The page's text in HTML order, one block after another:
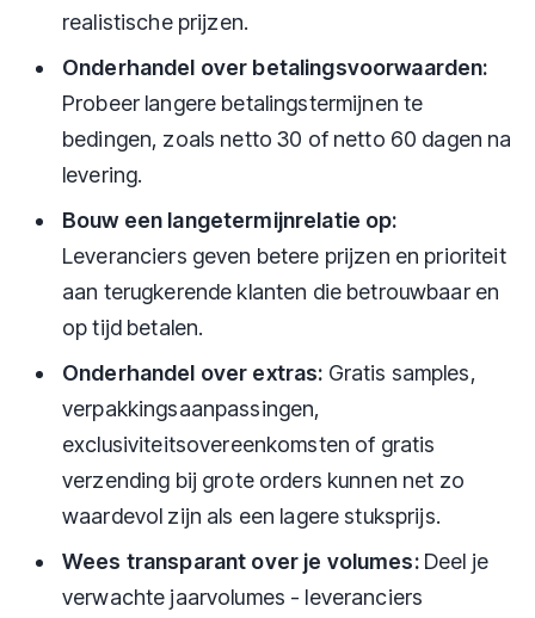
realistische prijzen.
Onderhandel over betalingsvoorwaarden:
Probeer langere betalingstermijnen te
bedingen, zoals netto 30 of netto 60 dagen na
levering.
Bouw een langetermijnrelatie op:
Leveranciers geven betere prijzen en prioriteit
aan terugkerende klanten die betrouwbaar en
op tijd betalen.
Onderhandel over extras: Gratis samples,
verpakkingsaanpassingen,
exclusiviteitsovereenkomsten of gratis
verzending bij grote orders kunnen net zo
waardevol zijn als een lagere stuksprijs.
Wees transparant over je volumes:Deel je
verwachte jaarvolumes - leveranciers